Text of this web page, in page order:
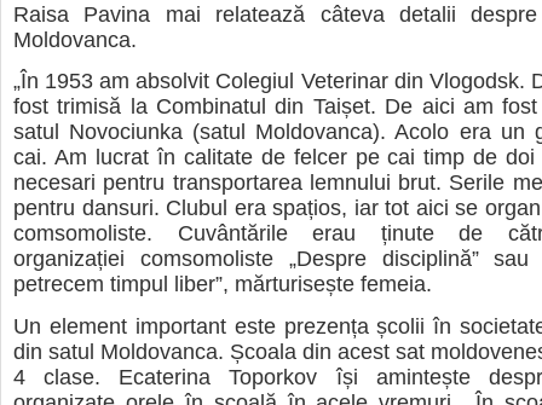
Raisa Pavina mai relatează câteva detalii
Moldovanca.
„În 1953 am absolvit Colegiul Veterinar din Vlogodsk.
fost trimisă la Combinatul din Taișet. De aici am
satul Novociunka (satul Moldovanca). Acolo era un
cai. Am lucrat în calitate de felcer pe cai timp de
necesari pentru transportarea lemnului brut. Serile
pentru dansuri. Clubul era spațios, iar tot aici se
comsomoliste. Cuvântările erau ținute de
organizației comsomoliste „Despre disciplină”
petrecem timpul liber”, mărturisește femeia.
Un element important este prezența școlii în
din satul Moldovanca. Școala din acest sat
4 clase. Ecaterina Toporkov își amintește